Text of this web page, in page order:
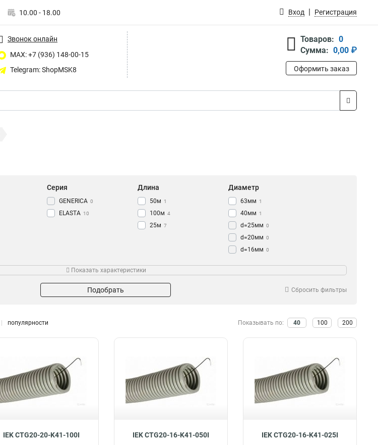
10.00 - 18.00 Вход Регистрация
Звонок онлайн
MAX: +7 (936) 148-00-15
Telegram: ShopMSK8
Товаров: 0
Сумма: 0,00 ₽
Оформить заказ
Серия
GENERICA 0
ELASTA 10
Длина
50м 1
100м 4
25м 7
Диаметр
63мм 1
40мм 1
d=25мм 0
d=20мм 0
d=16мм 0
32мм 2
10мм 4
Показать характеристики
Подобрать Сбросить фильтры
популярности Показывать по: 40 100 200
IEK CTG20-20-K41-100I IEK CTG20-16-K41-050I IEK CTG20-16-K41-025I